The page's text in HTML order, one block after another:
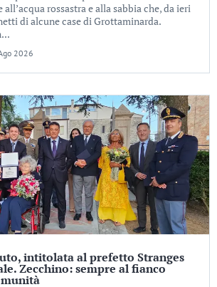
all’acqua rossastra e alla sabbia che, da ieri
di alcune case di Grottaminarda.
2026
intitolata al prefetto Stranges
Zecchino: sempre al fianco